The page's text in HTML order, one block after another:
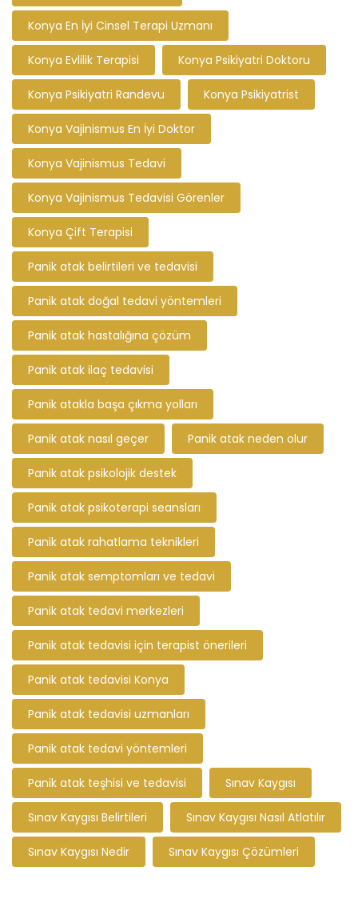
Konya En İyi Cinsel Terapi Uzmanı
Konya Evlilik Terapisi Konya Psikiyatri Doktoru
Konya Psikiyatri Randevu Konya Psikiyatrist
Konya Vajinismus En İyi Doktor
Konya Vajinismus Tedavi
Konya Vajinismus Tedavisi Görenler
Konya Çift Terapisi
Panik atak belirtileri ve tedavisi
Panik atak doğal tedavi yöntemleri
Panik atak hastalığına çözüm
Panik atak ilaç tedavisi
Panik atakla başa çıkma yolları
Panik atak nasıl geçer Panik atak neden olur
Panik atak psikolojik destek
Panik atak psikoterapi seansları
Panik atak rahatlama teknikleri
Panik atak semptomları ve tedavi
Panik atak tedavi merkezleri
Panik atak tedavisi için terapist önerileri
Panik atak tedavisi Konya
Panik atak tedavisi uzmanları
Panik atak tedavi yöntemleri
Panik atak teşhisi ve tedavisi Sınav Kaygısı
Sınav Kaygısı Belirtileri Sınav Kaygısı Nasıl Atlatılır
Sınav Kaygısı Nedir Sınav Kaygısı Çözümleri